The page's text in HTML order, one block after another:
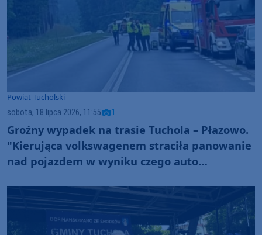
Powiat Tucholski
sobota, 18 lipca 2026, 11:55 1
Groźny wypadek na trasie Tuchola – Płazowo.
"Kierująca volkswagenem straciła panowanie
nad pojazdem w wyniku czego auto